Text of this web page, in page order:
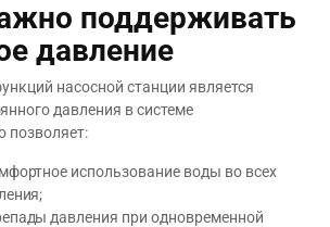
поддерживать
давление
насосной станции является
давления в системе
позволяет:
использование воды во всех
давления при одновременной